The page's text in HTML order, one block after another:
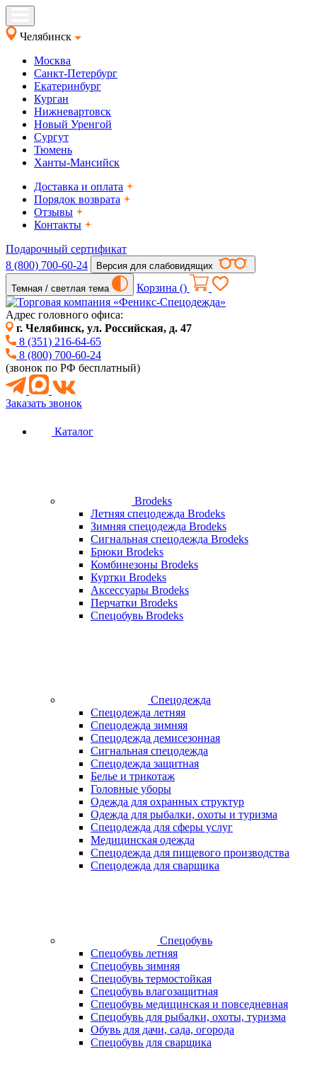
Челябинск
Москва
Санкт-Петербург
Екатеринбург
Курган
Нижневартовск
Новый Уренгой
Сургут
Тюмень
Ханты-Мансийск
Доставка и оплата
Порядок возврата
Отзывы
Контакты
Подарочный сертификат
8 (800) 700-60-24
Версия для слабовидящих
Темная / светлая тема Корзина ()
Адрес головного офиса:
г. Челябинск, ул. Российская, д. 47
8 (351) 216-64-65
8 (800) 700-60-24
(звонок по РФ бесплатный)
Заказать звонок
Каталог
Brodeks
Летняя спецодежда Brodeks
Зимняя спецодежда Brodeks
Сигнальная спецодежда Brodeks
Брюки Brodeks
Комбинезоны Brodeks
Куртки Brodeks
Аксессуары Brodeks
Перчатки Brodeks
Спецобувь Brodeks
Спецодежда
Спецодежда летняя
Спецодежда зимняя
Спецодежда демисезонная
Сигнальная спецодежда
Спецодежда защитная
Белье и трикотаж
Головные уборы
Одежда для охранных структур
Одежда для рыбалки, охоты и туризма
Спецодежда для сферы услуг
Медицинская одежда
Спецодежда для пищевого производства
Спецодежда для сварщика
Спецобувь
Спецобувь летняя
Спецобувь зимняя
Спецобувь термостойкая
Спецобувь влагозащитная
Спецобувь медицинская и повседневная
Спецобувь для рыбалки, охоты, туризма
Обувь для дачи, сада, огорода
Спецобувь для сварщика